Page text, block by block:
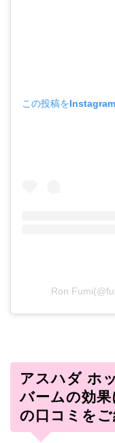
この投稿を
Ron
アスハダ ホ
バームの効
の口コミを